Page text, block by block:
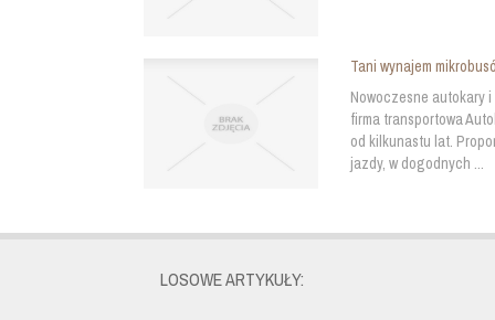
Tani wynajem
Nowoczesne autokary
firma transportowa
od kilkunastu lat.
jazdy, w dogodnych ...
LOSOWE ARTYKUŁY: